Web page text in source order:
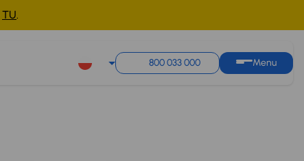
TU.
800 033 000 Menu